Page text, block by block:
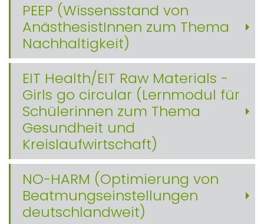
PEEP (Wissensstand von
AnästhesistInnen zum Thema
Nachhaltigkeit)
EIT Health/EIT Raw Materials -
Girls go circular (Lernmodul für
Schülerinnen zum Thema
Gesundheit und
Kreislaufwirtschaft)
NO-HARM (Optimierung von
Beatmungseinstellungen
deutschlandweit)